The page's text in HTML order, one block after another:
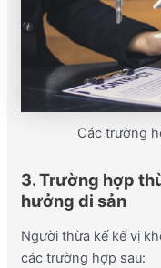
Các trường
3. Trường hợp
hưởng di sản
Người thừa kế kế vị
các trường hợp sau: